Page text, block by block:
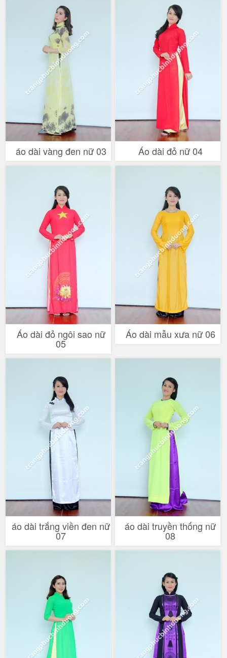
áo dài vàng đen nữ 03 Áo dài đỏ nữ 04
Áo dài đỏ ngôi sao nữ
05
Áo dài mẫu xưa nữ 06
áo dài trắng viền đen nữ
07
áo dài truyền thống nữ
08